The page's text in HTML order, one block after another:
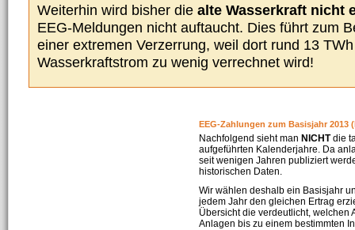
Weiterhin wird bisher die alte Wasserkraft nicht
EEG-Meldungen nicht auftaucht. Dies führt zum
einer extremen Verzerrung, weil dort rund 13
Wasserkraftstrom zu wenig verrechnet wird!
EEG-Zahlungen zum Basisjahr 2013
Nachfolgend sieht man NICHTdie
aufgeführten Kalenderjahre. Da
seit wenigen Jahren publiziert
historischen Daten.
Wir wählen deshalb ein Basisjahr
jedem Jahr den gleichen Ertrag
Übersicht die verdeutlicht, welchen
Anlagen bis zu einem bestimmten